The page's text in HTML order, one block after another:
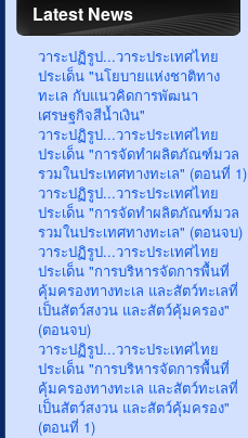
Latest News
วาระปฏิรูป...วาระประเทศไทย
ประเด็น "นโยบายแห่งชาติทาง
ทะเล กับแนวคิดการพัฒนา
เศรษฐกิจสีน้ำเงิน"
วาระปฏิรูป...วาระประเทศไทย
ประเด็น "การจัดทำผลิตภัณฑ์มวล
รวมในประเทศทางทะเล" (ตอนที่ 1)
วาระปฏิรูป...วาระประเทศไทย
ประเด็น "การจัดทำผลิตภัณฑ์มวล
รวมในประเทศทางทะเล" (ตอนจบ)
วาระปฏิรูป...วาระประเทศไทย
ประเด็น "การบริหารจัดการพื้นที่
คุ้มครองทางทะเล และสัตว์ทะเลที่
เป็นสัตว์สงวน และสัตว์คุ้มครอง"
(ตอนจบ)
วาระปฏิรูป...วาระประเทศไทย
ประเด็น "การบริหารจัดการพื้นที่
คุ้มครองทางทะเล และสัตว์ทะเลที่
เป็นสัตว์สงวน และสัตว์คุ้มครอง"
(ตอนที่ 1)